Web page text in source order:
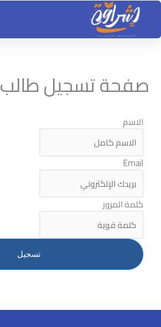
تخطي
المحتوى
صفحة تسجيل طالب
الاسم
Email
كلمة المرور
تسجيل